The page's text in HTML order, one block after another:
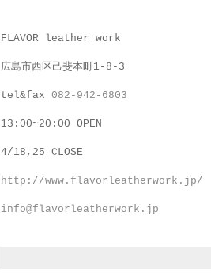
FLAVOR leather work
広島市西区己斐本町1-8-3
tel&fax 082-942-6803
13:00~20:00 OPEN
4/18,25 CLOSE
http://www.flavorleatherwork.jp/
info@flavorleatherwork.jp